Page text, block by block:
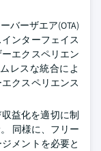
バーザエア(OTA)
ンターフェイス
エクスペリエン
レスな統合によ
クスペリエンス
益化を適切に制
同様に、フリー
メントを必要と